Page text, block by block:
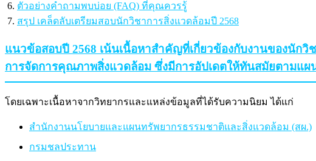
ตัวอย่างคำถามพบบ่อย (FAQ) ที่คุณควรรู้
สรุป เคล็ดลับเตรียมสอบนักวิชาการสิ่งแวดล้อมปี 2568
แนวข้อสอบปี 2568 เน้นเนื้อหาสำคัญที่เกี่ยวข้องกับงานของนัก
การจัดการคุณภาพสิ่งแวดล้อม ซึ่งมีการอัปเดตให้ทันสมัยตามแ
โดยเฉพาะเนื้อหาจากวิทยากรและแหล่งข้อมูลที่ได้รับความนิยม ได้แก่
สำนักงานนโยบายและแผนทรัพยากรธรรมชาติและสิ่งแวดล้อม (สผ.)
กรมชลประทาน